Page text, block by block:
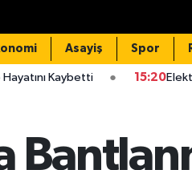
Asayiş Spor
15:20Elektrik Arızasını